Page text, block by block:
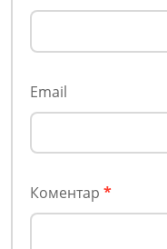
Email
Коментар *